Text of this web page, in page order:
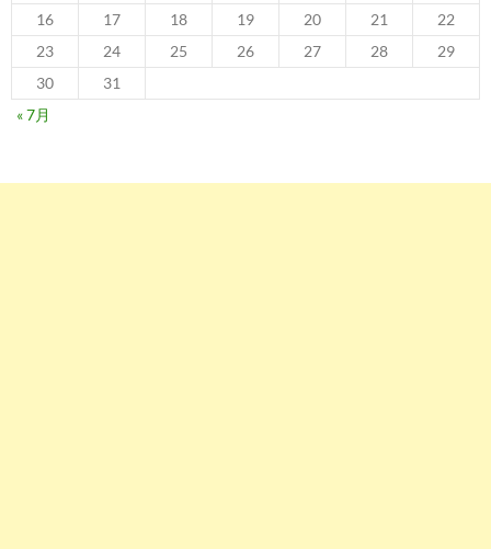
16 17 18 19 20 21
22
23
24 25 26 27 28
29
30
31
« 7月